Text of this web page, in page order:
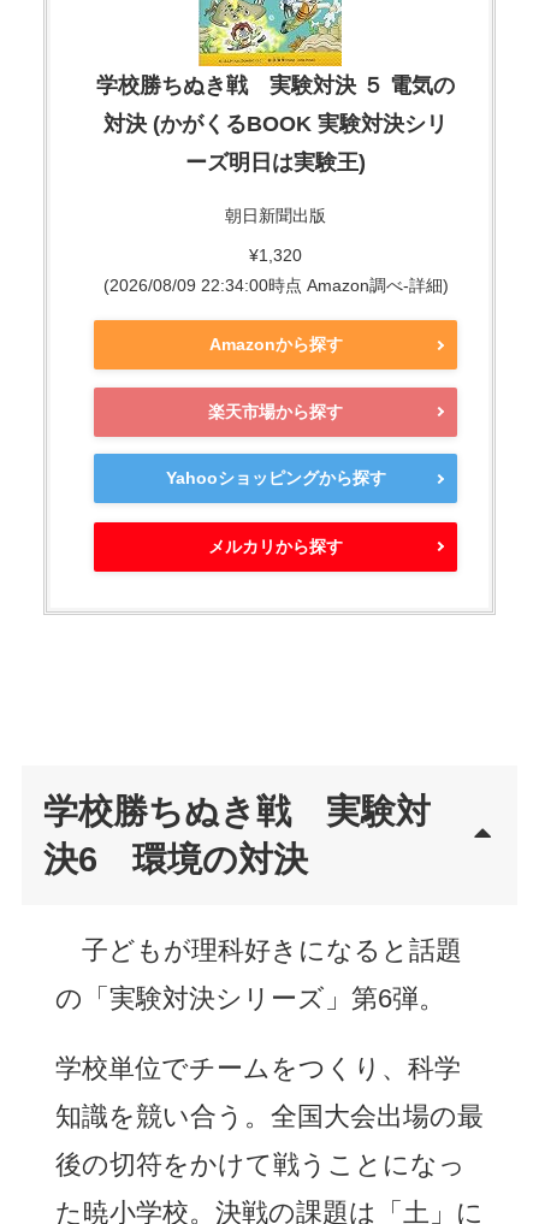
学校勝ちぬき戦 実験対決 ５ 電気の
対決 (かがくるBOOK 実験対決シリ
ーズ明日は実験王)
朝日新聞出版
¥1,320
(2026/08/09 22:34:00時点 Amazon調べ-詳細)
Amazonから探す
楽天市場から探す
Yahooショッピングから探す
メルカリから探す
学校勝ちぬき戦 実験対
決6 環境の対決
子どもが理科好きになると話題
の「実験対決シリーズ」第6弾。
学校単位でチームをつくり、科学
知識を競い合う。全国大会出場の最
後の切符をかけて戦うことになっ
た暁小学校。決戦の課題は「土」に